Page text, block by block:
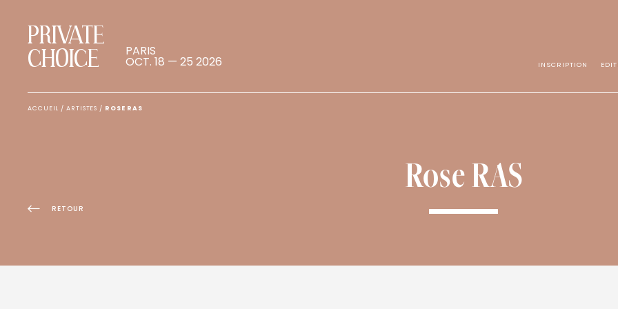
PRIVATE
CHOICE
PARIS
OCT. 18 — 25 2026 INSCRIPTION
ACCUEIL /ARTISTES / ROSE RAS
RETOUR
Rose RAS